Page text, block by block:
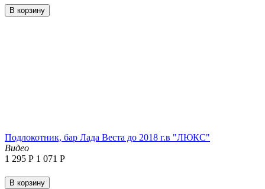
В корзину
Подлокотник, бар Лада Веста до 2018 г.в "ЛЮКС"
Видео
1 295 Р 1 071 Р
В корзину